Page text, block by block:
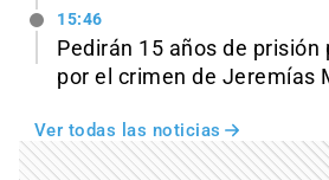
15:46
Pedirán 15 años de prisión
por el crimen de Jeremías
Ver todas las noticias